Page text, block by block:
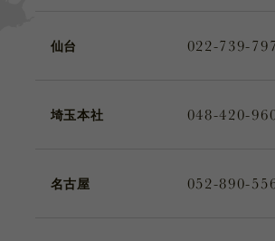
仙台 022-739-
埼玉本社 048-420-
名古屋 052-890-